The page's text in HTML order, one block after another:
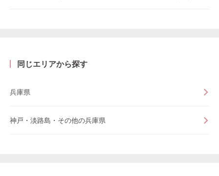
同じエリアから探す
兵庫県
神戸・淡路島・その他の兵庫県